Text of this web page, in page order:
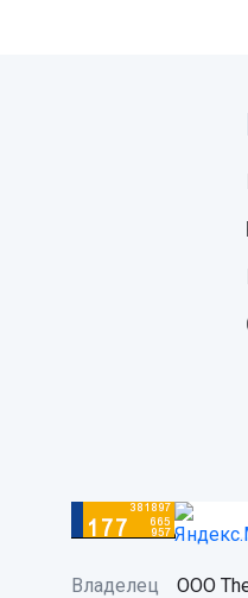
Владелец
ООО